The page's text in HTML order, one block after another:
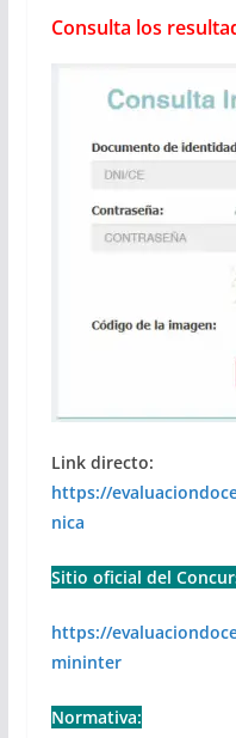
Consulta los
Link directo:
https://
nica
Sitio oficial del
https://
mininter
Normativa: